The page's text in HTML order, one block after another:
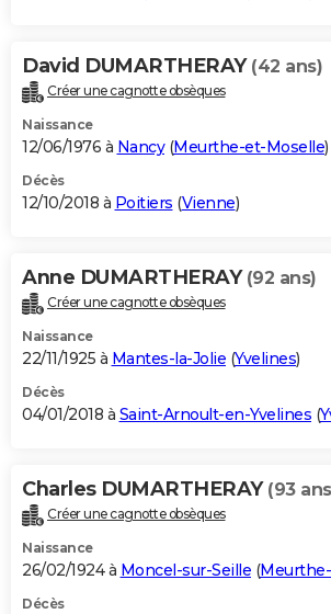
David DUMARTHERAY (42 ans)
Créer une cagnotte obsèques
Naissance
12/06/1976 à Nancy(Meurthe-et-Moselle)
Décès
12/10/2018 à Poitiers (Vienne)
Anne DUMARTHERAY (92 ans)
Créer une cagnotte obsèques
Naissance
22/11/1925 à Mantes-la-Jolie (Yvelines)
Décès
04/01/2018 à Saint-Arnoult-en-Yvelines (
Charles DUMARTHERAY (93
Créer une cagnotte obsèques
Naissance
26/02/1924 à Moncel-sur-Seille (
Décès